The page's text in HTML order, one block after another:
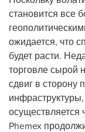
становится все
ожидается, что
будет расти.
торговле сырой
сдвиг в сторону
осуществляется
Phemex